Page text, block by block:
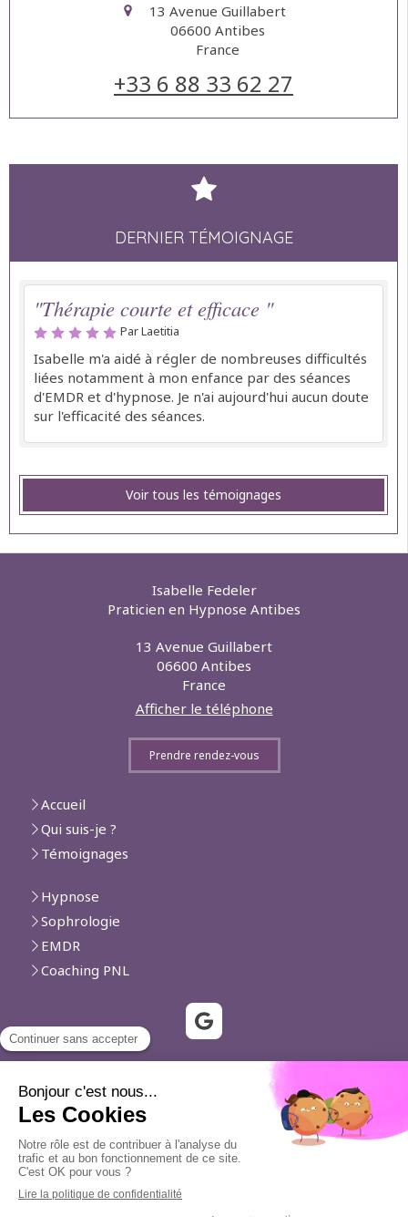
13 Avenue Guillabert
06600 Antibes
France
+33 6 88 33 62 27
DERNIER TÉMOIGNAGE
"Thérapie courte et efficace "
Par Laetitia
Isabelle m'a aidé à régler de nombreuses difficultés
liées notamment à mon enfance par des séances
d'EMDR et d'hypnose. Je n'ai aujourd'hui aucun doute
sur l'efficacité des séances.
Voir tous les témoignages
Isabelle Fedeler
Praticien en Hypnose Antibes
13 Avenue Guillabert
06600 Antibes
France
Afficher le téléphone
Prendre rendez-vous
Accueil
Qui suis-je ?
Témoignages
Hypnose
Sophrologie
EMDR
Coaching PNL
Vallauris, Biot, Villeneuve-Loubet, Le Cannet, Cannes,
Mougins, Cagnes-sur-Mer, Roquefort-les-Pins, Saint-
Laurent-du-Var, Valbonne, La Colle-sur-Loup, Mouans-
Sartoux, Nice
Plan du site
Mentions légales